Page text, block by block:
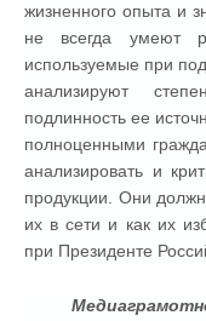
жизненного опыта и
не всегда умеют
используемые при
анализируют
подлинность ее
полноценными
анализировать и
продукции. Они
их в сети и как их
при Президенте